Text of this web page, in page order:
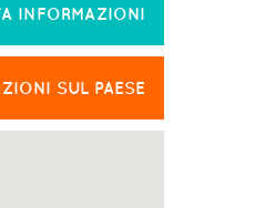
INFORMAZIONI
SUL PAESE